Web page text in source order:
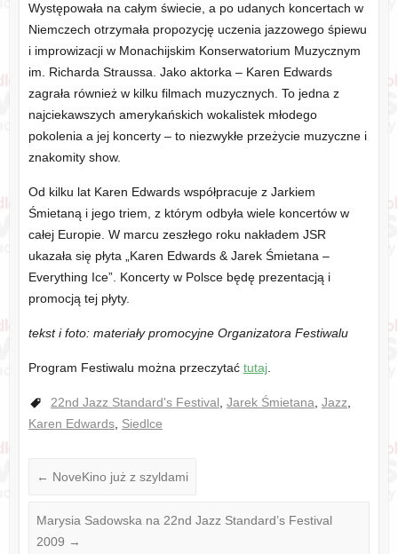
Występowała na całym świecie, a po udanych koncertach w
Niemczech otrzymała propozycję uczenia jazzowego śpiewu
i improwizacji w Monachijskim Konserwatorium Muzycznym
im. Richarda Straussa. Jako aktorka – Karen Edwards
zagrała również w kilku filmach muzycznych. To jedna z
najciekawszych amerykańskich wokalistek młodego
pokolenia a jej koncerty – to niezwykłe przeżycie muzyczne i
znakomity show.
Od kilku lat Karen Edwards współpracuje z Jarkiem
Śmietaną i jego triem, z którym odbyła wiele koncertów w
całej Europie. W marcu zeszłego roku nakładem JSR
ukazała się płyta „Karen Edwards & Jarek Śmietana –
Everything Ice”. Koncerty w Polsce będę prezentacją i
promocją tej płyty.
tekst i foto: materiały promocyjne Organizatora Festiwalu
Program Festiwalu można przeczytać tutaj.
22nd Jazz Standard's Festival Jarek Śmietana Jazz
Karen Edwards, Siedlce
← NoveKino już z szyldami
Marysia Sadowska na 22nd Jazz Standard’s Festival
2009 →